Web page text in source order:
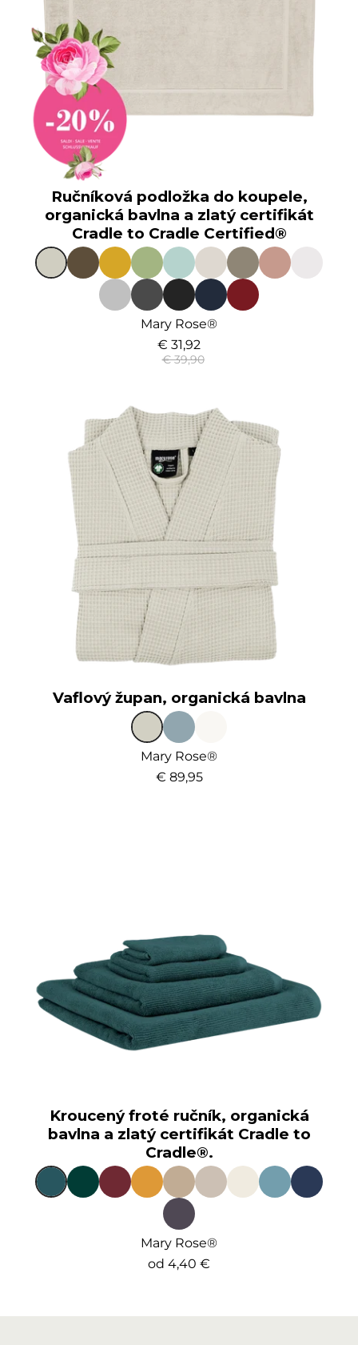
Ručníková podložka do koupele,
organická bavlna a zlatý certifikát
Cradle to Cradle Certified®
Mary Rose®
€ 31,92
€ 39,90
Vaflový župan, organická bavlna
Mary Rose®
€ 89,95
Kroucený froté ručník, organická
bavlna a zlatý certifikát Cradle to
Cradle®.
Mary Rose®
od 4,40 €